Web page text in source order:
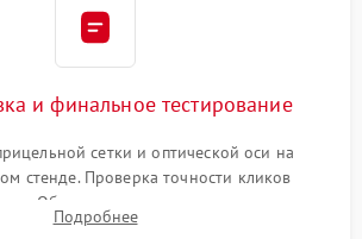
и финальное тестирование
сетки и оптической оси на
стенде. Проверка точности кликов
Обязательное испытание прицела на
для проверки устойчивости к отдаче и
Подробнее